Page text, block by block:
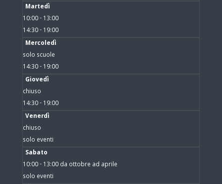
Martedì
10:00 - 13:00
14:30 - 19:00
Mercoledì
solo scuole
14:30 - 19:00
Giovedì
chiuso
14:30 - 19:00
Venerdì
chiuso
solo eventi
Sabato
10:00 - 13:00 da ottobre ad aprile
solo eventi